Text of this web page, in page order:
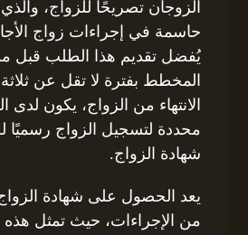
الزوجان تصريحًا للزواج،
حاسمة في إجراءات زواج
يُفضل تقديم هذا الطلب قبل
المخطط بفترة لا تقل عن
الانتهاء من الزواج، يكون لدى
محددة لتسجيل الزواج
شهادة الزواج.
يعد الحصول على شهادة
من الإجراءات، حيث تمثل هذه